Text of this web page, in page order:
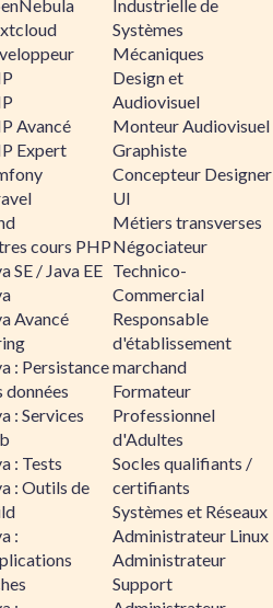
Avancé
Expert
cours PHP
SE / Java EE
Avancé
: Persistance
données
: Services
: Tests
: Outils de
:
Industrielle de
Systèmes
Mécaniques
Design et
Audiovisuel
Monteur Audiovisuel
Graphiste
Concepteur Designer
UI
Métiers transverses
Négociateur
Technico-
Commercial
Responsable
d'établissement
marchand
Formateur
Professionnel
d'Adultes
Socles qualifiants /
certifiants
Systèmes et Réseaux
Administrateur Linux
Administrateur
Support